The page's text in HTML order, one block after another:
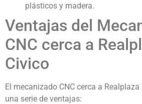
plásticos y madera.
Ventajas del
CNC cerca a
Civico
El mecanizado CNC cerca a
una serie de ventajas: